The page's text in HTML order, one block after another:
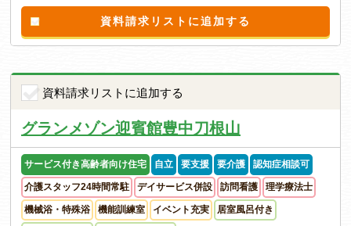
資料請求リストに追加する
資料請求リストに追加する
グランメゾン迎賓館豊中刀根山
サービス付き高齢者向け住宅 自立 要支援 要介護 認知症相談可
介護スタッフ24時間常駐 デイサービス併設 訪問看護 理学療法士
機械浴・特殊浴 機能訓練室 イベント充実 居室風呂付き